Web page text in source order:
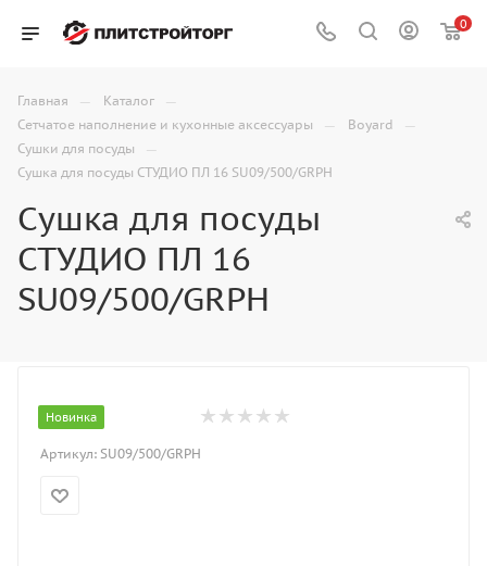
0
Главная — Каталог —
Сетчатое наполнение и кухонные аксессуары — Boyard —
Сушки для посуды —
Сушка для посуды СТУДИО ПЛ 16 SU09/500/GRPH
Сушка для посуды
СТУДИО ПЛ 16
SU09/500/GRPH
Новинка
Артикул: SU09/500/GRPH